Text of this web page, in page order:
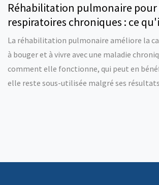
Réhabilitation pulmonaire pour
respiratoires chroniques : ce
La réhabilitation pulmonaire améliore la
à bouger et à vivre avec une maladie
comment elle fonctionne, qui peut en
elle reste sous-utilisée malgré ses